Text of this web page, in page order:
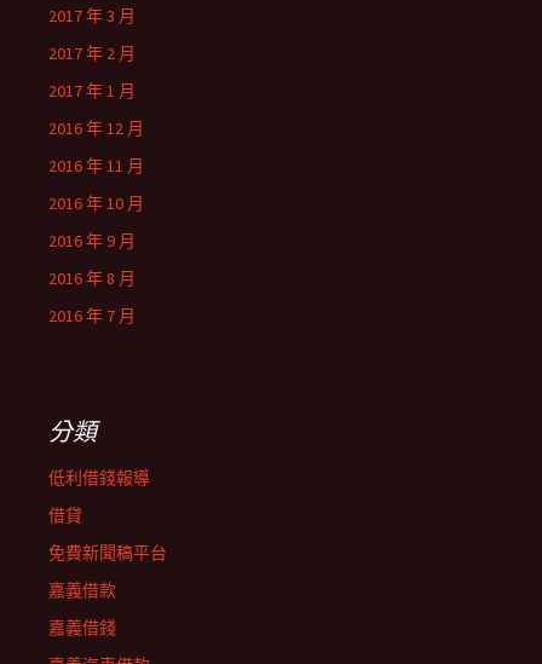
2017 年 3 月
2017 年 2 月
2017 年 1 月
2016 年 12 月
2016 年 11 月
2016 年 10 月
2016 年 9 月
2016 年 8 月
2016 年 7 月
分類
低利借錢報導
借貸
免費新聞稿平台
嘉義借款
嘉義借錢